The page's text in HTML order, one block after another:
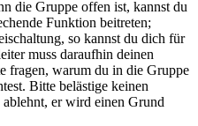
die Gruppe offen ist, kannst du
Funktion beitreten;
so kannst du dich für
muss daraufhin deinen
fragen, warum du in die Gruppe
Bitte belästige keinen
er wird einen Grund